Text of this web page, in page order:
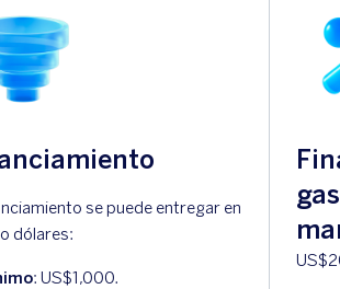
se puede entregar en
dólares:
: US$1,000.